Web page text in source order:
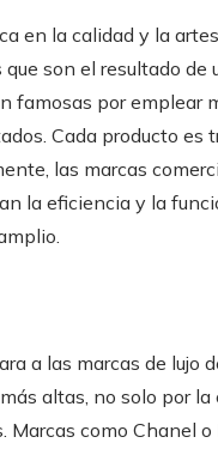
en la calidad y la
son el resultado
famosas por emplear
Cada producto es
las marcas
la eficiencia y la
a las marcas de lujo
altas, no solo por
Marcas como Chanel